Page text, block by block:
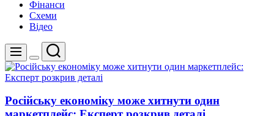
Фінанси
Схеми
Відео
Меню
Перемикач
кольорового
режиму
Пошук
Російську економіку може хитнути один